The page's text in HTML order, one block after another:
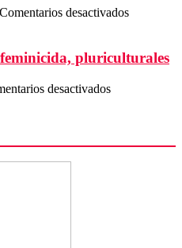
venden
Popocatépetl
Comentarios desactivadosen
a
pluriculturales
desactivadosen
feminicida,